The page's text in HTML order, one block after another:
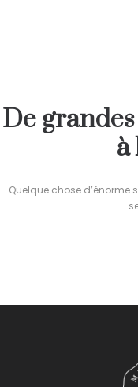
De
à
Quelque chose d’énorme